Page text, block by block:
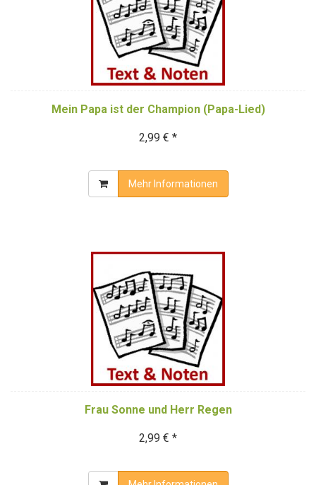
Mein Papa ist der Champion (Papa-Lied)
2,99 € *
Mehr Informationen
Frau Sonne und Herr Regen
2,99 € *